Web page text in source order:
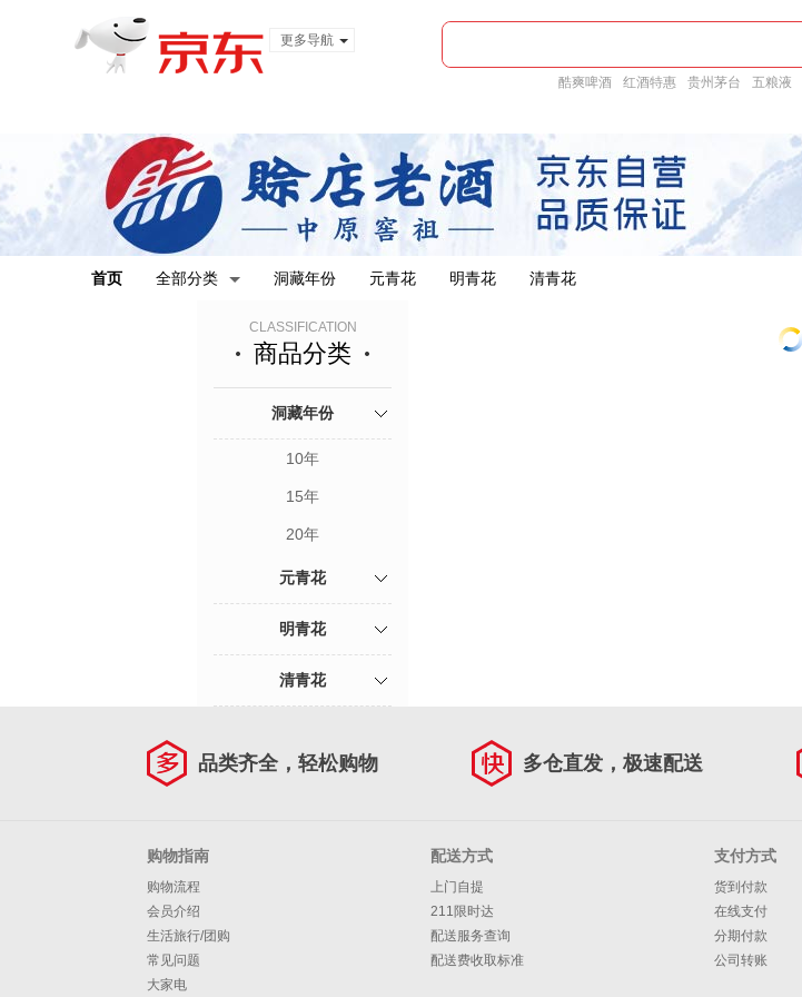
更多导航
酷爽啤酒 红酒特惠 贵州茅台 五粮液
首页 全部分类 洞藏年份 元青花 明青花 清青花
CLASSIFICATION
商品分类
洞藏年份
10年
15年
20年
元青花
明青花
清青花
品类齐全，轻松购物 多仓直发，极速配送
购物指南
购物流程
会员介绍
生活旅行/团购
常见问题
大家电
配送方式
上门自提
211限时达
配送服务查询
配送费收取标准
支付方式
货到付款
在线支付
分期付款
公司转账